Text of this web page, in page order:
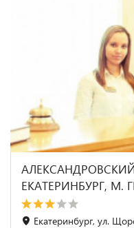
ЕКАТЕРИНБУРГ, М.
Екатеринбург, ул.